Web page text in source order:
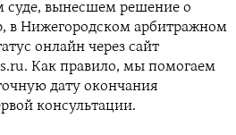
суде, вынесшем решение о
в Нижегородском арбитражном
онлайн через сайт
Как правило, мы помогаем
дату окончания
консультации.